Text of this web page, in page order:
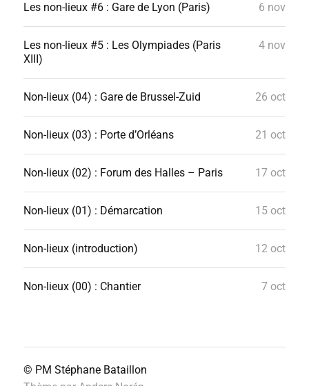
Les non-lieux #6 : Gare de Lyon (Paris) 6 nov
Les non-lieux #5 : Les Olympiades (Paris
XIII)
4 nov
Non-lieux (04) : Gare de Brussel-Zuid 26 oct
Non-lieux (03) : Porte d’Orléans 21 oct
Non-lieux (02) : Forum des Halles – Paris 17 oct
Non-lieux (01) : Démarcation 15 oct
Non-lieux (introduction) 12 oct
Non-lieux (00) : Chantier 7 oct
© PM Stéphane Bataillon